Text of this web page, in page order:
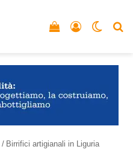
Accedi
Vedi il carrello
/ Birrifici artigianali in Liguria